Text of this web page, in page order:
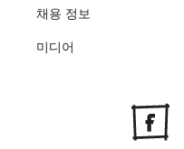
채용 정보
미디어